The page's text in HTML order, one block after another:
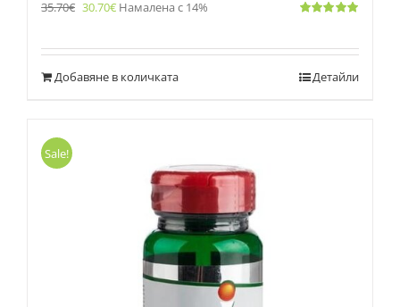
35.70€ 30.70€ Намалена с 14%
Добавяне в количката Детайли
Sale!